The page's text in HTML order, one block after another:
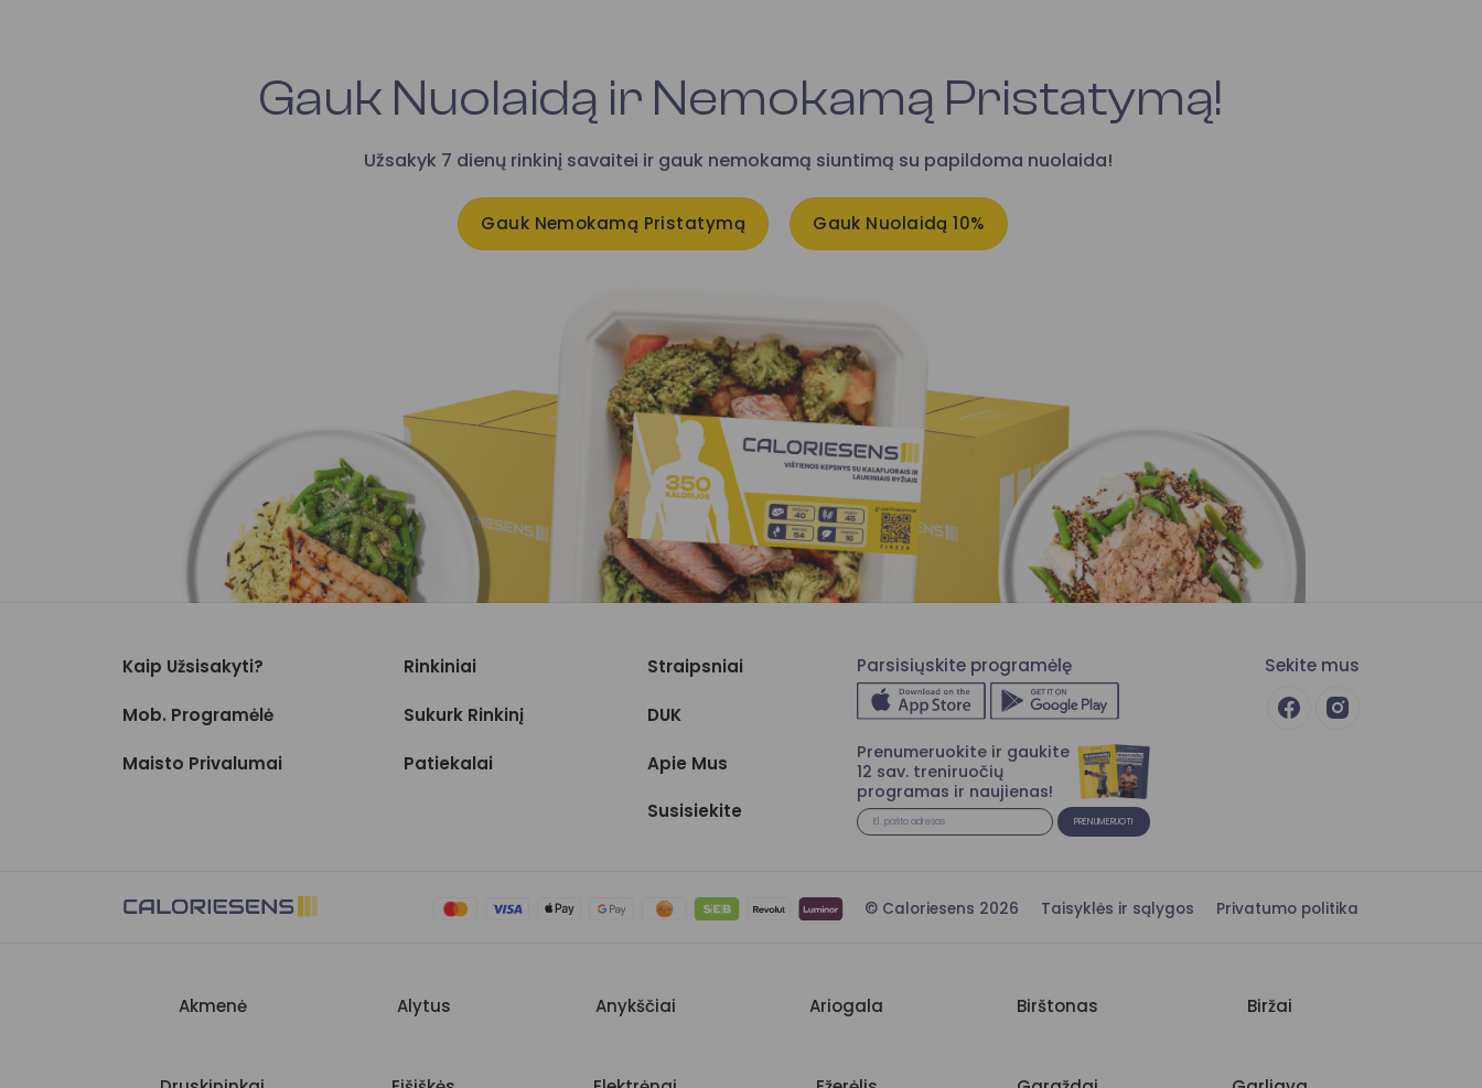
Gauk Nuolaidą ir Nemokamą Pristatymą!
Užsakyk 7 dienų rinkinį savaitei ir gauk nemokamą siuntimą su papildoma nuolaida!
Gauk Nemokamą Pristatymą Gauk Nuolaidą 10%
Kaip Užsisakyti?
Mob. Programėlė
Maisto Privalumai
Rinkiniai
Sukurk Rinkinį
Patiekalai
Straipsniai
DUK
Apie Mus
Susisiekite
Parsisiųskite programėlę
Prenumeruokite ir gaukite
12 sav. treniruočių
programas ir naujienas!
PRENUMERUOTI
Sekite mus
© Caloriesens 2026 Taisyklės ir sąlygos Privatumo politika
Akmenė Alytus Anykščiai Ariogala Birštonas Biržai